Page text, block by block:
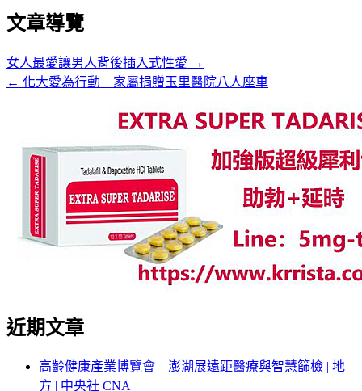
文章導覽
女人最愛讓男人背後插入式性愛 →
← 化大愛為行動 家屬捐贈玉里醫院八人座車
近期文章
高齡健康產業博覽會 澎湖展遠距醫療與智慧篩檢 | 地
方 | 中央社 CNA